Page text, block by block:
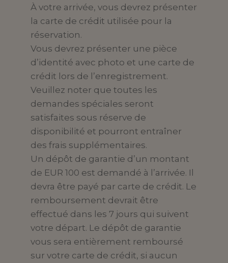
À votre arrivée, vous devrez présenter
la carte de crédit utilisée pour la
réservation.
Vous devrez présenter une pièce
d’identité avec photo et une carte de
crédit lors de l’enregistrement.
Veuillez noter que toutes les
demandes spéciales seront
satisfaites sous réserve de
disponibilité et pourront entraîner
des frais supplémentaires.
Un dépôt de garantie d’un montant
de EUR 100 est demandé à l’arrivée. Il
devra être payé par carte de crédit. Le
remboursement devrait être
effectué dans les 7 jours qui suivent
votre départ. Le dépôt de garantie
vous sera entièrement remboursé
sur votre carte de crédit, si aucun